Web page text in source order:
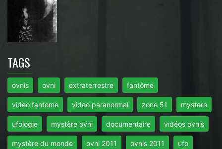
TAGS
ovnis ovni extraterrestre fantôme
video fantome video paranormal zone 51 mystere
ufologie mystère ovni documentaire vidéos ovnis
mystère du monde ovni 2011 ovnis 2011 ufo